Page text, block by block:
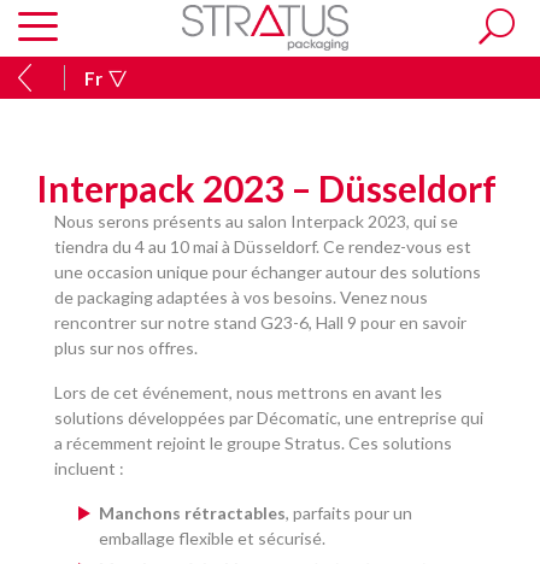
Fr
Interpack 2023 – Düsseldorf
Nous serons présents au salon Interpack 2023, qui se
tiendra du 4 au 10 mai à Düsseldorf. Ce rendez-vous est
une occasion unique pour échanger autour des solutions
de packaging adaptées à vos besoins. Venez nous
rencontrer sur notre stand G23-6, Hall 9 pour en savoir
plus sur nos offres.
Lors de cet événement, nous mettrons en avant les
solutions développées par Décomatic, une entreprise qui
a récemment rejoint le groupe Stratus. Ces solutions
incluent :
Manchons rétractables, parfaits pour un
emballage flexible et sécurisé.